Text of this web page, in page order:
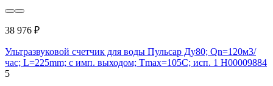
38 976 ₽
Ультразвуковой счетчик для воды Пульсар Ду80; Qn=120м3/
час; L=225mm; с имп. выходом; Тmax=105С; исп. 1 Н00009884
5